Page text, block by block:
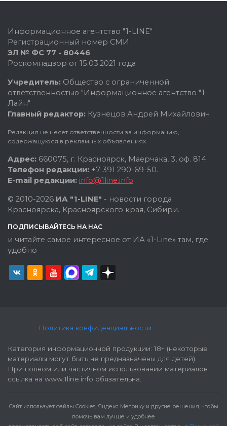
Информационное агентство "1-LINE"
Регистрационный номер СМИ
ЭЛ № ФС 77 - 80446
Роскомнадзор от 15.03.2021 года
Учредитель: Общество с ограниченной
ответственностью "Информационное агентство "1-
Лайн"
Главный редактор: Кузнецов Андрей Михайлович
Редакция не несет ответственности за информацию,
содержащуюся в рекламных объявлениях.
Адрес: 660075, г. Красноярск, Маерчака, 3, оф. 814.
Телефон редакции: +7 391 290-69-50.
E-mail редакции: info@1line.info
© 2010-2026 ИА "1-LINE" - новости города
Красноярска, Красноярского края, Сибири.
ПОДПИСЫВАЙТЕСЬ НА НАС
и читайте самое интересное от ИА «1-Line» там, где
удобно
Политика конфиденциальности
Категория информационной продукции: 18+ (некоторые
материалы могут быть не предназначены для детей).
При полном или частичном использовании материалов
ссылка на www.1line.info обязательна.
Cайт использует файлы Cookies, Яндекс Метрику и другие решения, чтобы
помочь вам лучше и удобнее